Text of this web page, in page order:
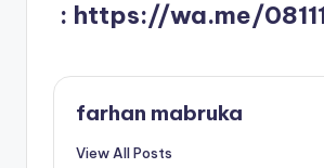
: https://wa.me/
farhan mabruka
View All Posts